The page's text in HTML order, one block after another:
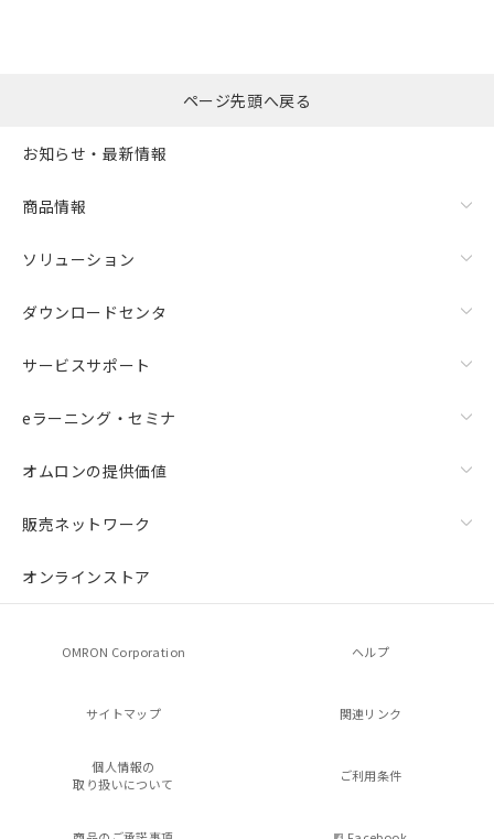
ページ先頭へ戻る
お知らせ・最新情報
商品情報
ソリューション
ダウンロードセンタ
サービスサポート
eラーニング・セミナ
オムロンの提供価値
販売ネットワーク
オンラインストア
OMRON Corporation ヘルプ
サイトマップ 関連リンク
個人情報の
取り扱いについて
ご利用条件